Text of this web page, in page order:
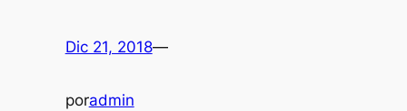
Dic 21, 2018—
poradmin